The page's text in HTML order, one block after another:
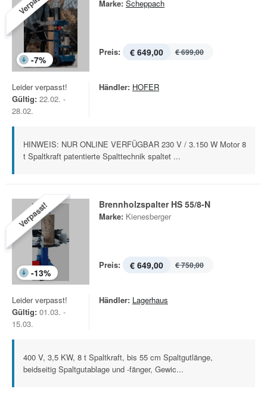
-7%
Marke: Scheppach
Preis: € 649,00 € 699,00
Leider verpasst!
Gültig: 22.02. -
28.02.
Händler: HOFER
HINWEIS: NUR ONLINE VERFÜGBAR 230 V / 3.150 W Motor 8
t Spaltkraft patentierte Spalttechnik spaltet ...
Verpasst!
-13%
Brennholzspalter HS 55/8-N
Marke: Kienesberger
Preis: € 649,00 € 750,00
Leider verpasst!
Gültig: 01.03. -
15.03.
Händler: Lagerhaus
400 V, 3,5 KW, 8 t Spaltkraft, bis 55 cm Spaltgutlänge,
beidseitig Spaltgutablage und -fänger, Gewic...